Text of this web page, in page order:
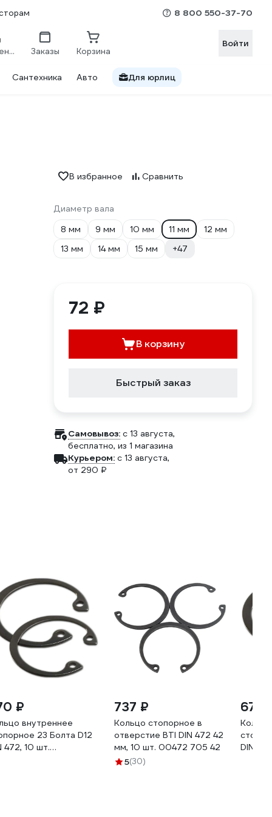
8 800 550-37-70
Сравнение Заказы Корзина
Войти
Сантехника Авто Для юрлиц
В избранное Сравнить
Диаметр вала
8 мм
9 мм 10 мм 11 мм
12 мм
13 мм
14 мм 15 мм +47
72 ₽
В корзину
Быстрый заказ
Самовывоз: c 13 августа,
бесплатно, из 1 магазина
Курьером: c 13 августа,
от 290 ₽
₽
внутреннее
23 Болта D12
472, 10 шт.
737 ₽
Кольцо стопорное в
отверстие BTI DIN 472 42
мм, 10 шт. 00472 705 42
5(30)
672
DIN